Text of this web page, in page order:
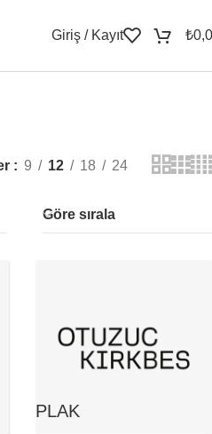
Giriş / Kayıt ₺
9 12 18 24
Göre sırala
PLAK